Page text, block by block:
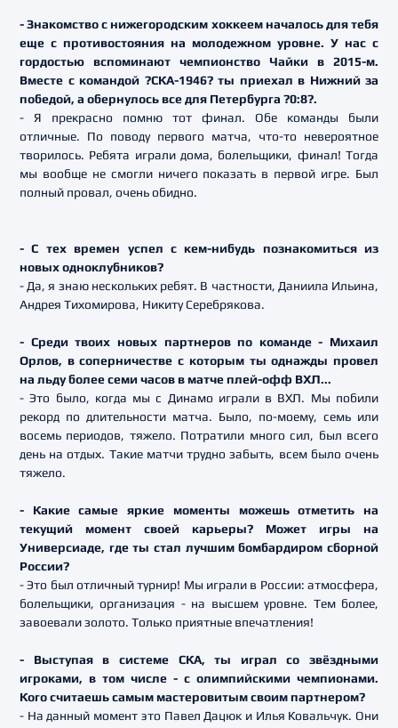
- Знакомство с нижегородским хоккеем началось для тебя
еще с противостояния на молодежном уровне. У нас с
гордостью вспоминают чемпионство Чайки в 2015-м.
Вместе с командой ?СКА-1946? ты приехал в Нижний за
победой, а обернулось все для Петербурга ?0:8?.
- Я прекрасно помню тот финал. Обе команды были
отличные. По поводу первого матча, что-то невероятное
творилось. Ребята играли дома, болельщики, финал! Тогда
мы вообще не смогли ничего показать в первой игре. Был
полный провал, очень обидно.
- С тех времен успел с кем-нибудь познакомиться из
новых одноклубников?
- Да, я знаю нескольких ребят. В частности, Даниила Ильина,
Андрея Тихомирова, Никиту Серебрякова.
- Среди твоих новых партнеров по команде - Михаил
Орлов, в соперничестве с которым ты однажды провел
на льду более семи часов в матче плей-офф ВХЛ...
- Это было, когда мы с Динамо играли в ВХЛ. Мы побили
рекорд по длительности матча. Было, по-моему, семь или
восемь периодов, тяжело. Потратили много сил, был всего
день на отдых. Такие матчи трудно забыть, всем было очень
тяжело.
- Какие самые яркие моменты можешь отметить на
текущий момент своей карьеры? Может игры на
Универсиаде, где ты стал лучшим бомбардиром сборной
России?
- Это был отличный турнир! Мы играли в России: атмосфера,
болельщики, организация - на высшем уровне. Тем более,
завоевали золото. Только приятные впечатления!
- Выступая в системе СКА, ты играл со звёздными
игроками, в том числе - с олимпийскими чемпионами.
Кого считаешь самым мастеровитым своим партнером?
- На данный момент это Павел Дацюк и Илья Ковальчук. Они